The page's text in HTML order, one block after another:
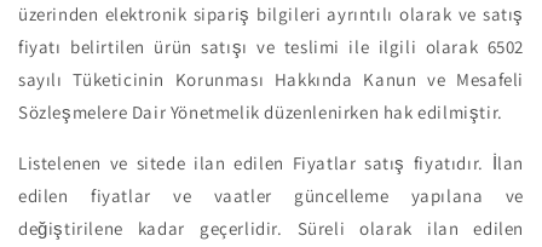
üzerinden elektronik sipariş bilgileri ayrıntılı olarak ve satış
fiyatı belirtilen ürün satışı ve teslimi ile ilgili olarak 6502
sayılı Tüketicinin Korunması Hakkında Kanun ve Mesafeli
Sözleşmelere Dair Yönetmelik düzenlenirken hak edilmiştir.
Listelenen ve sitede ilan edilen Fiyatlar satış fiyatıdır. İlan
edilen fiyatlar ve vaatler güncelleme yapılana ve
değiştirilene kadar geçerlidir. Süreli olarak ilan edilen